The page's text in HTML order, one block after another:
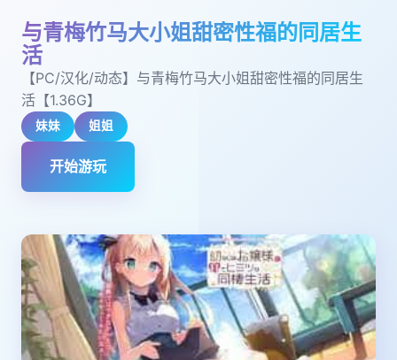
与青梅竹马大小姐甜密性福的同居生
活
【PC/汉化/动态】与青梅竹马大小姐甜密性福的同居生
活【1.36G】
妹妹 姐姐
开始游玩